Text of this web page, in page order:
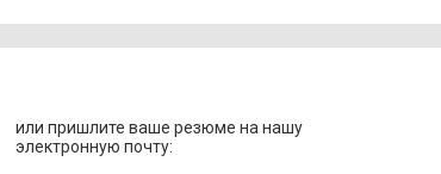
или пришлите ваше резюме на нашу
электронную почту: